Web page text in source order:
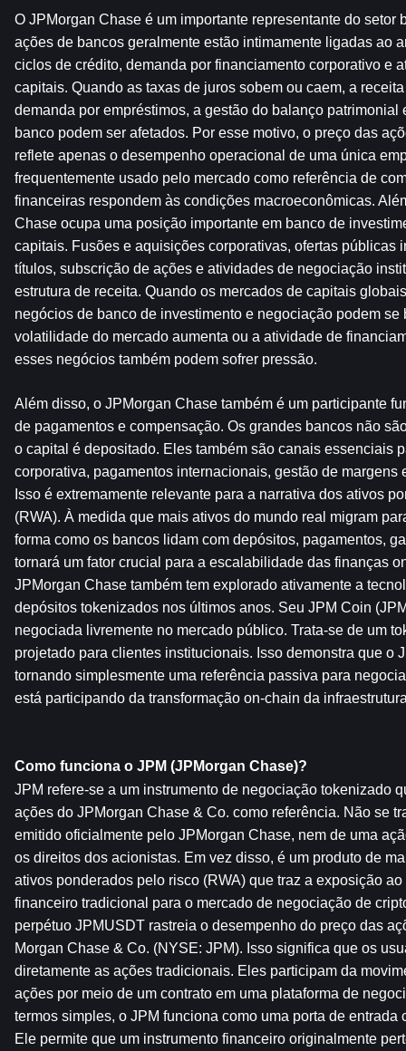
O JPMorgan Chase é um importante representante do setor
ações de bancos geralmente estão intimamente ligadas ao
ciclos de crédito, demanda por financiamento corporativo e
capitais. Quando as taxas de juros sobem ou caem, a
demanda por empréstimos, a gestão do balanço patrimonial
banco podem ser afetados. Por esse motivo, o preço das
reflete apenas o desempenho operacional de uma única
frequentemente usado pelo mercado como referência de
financeiras respondem às condições macroeconômicas.
Chase ocupa uma posição importante em banco de
capitais. Fusões e aquisições corporativas, ofertas públicas
títulos, subscrição de ações e atividades de negociação
estrutura de receita. Quando os mercados de capitais
negócios de banco de investimento e negociação podem se
volatilidade do mercado aumenta ou a atividade de
esses negócios também podem sofrer pressão.
Além disso, o JPMorgan Chase também é um participante
de pagamentos e compensação. Os grandes bancos não
o capital é depositado. Eles também são canais essenciais
corporativa, pagamentos internacionais, gestão de margens
Isso é extremamente relevante para a narrativa dos ativos
(RWA). À medida que mais ativos do mundo real migram
forma como os bancos lidam com depósitos, pagamentos,
tornará um fator crucial para a escalabilidade das finanças
JPMorgan Chase também tem explorado ativamente a
depósitos tokenizados nos últimos anos. Seu JPM Coin
negociada livremente no mercado público. Trata-se de um
projetado para clientes institucionais. Isso demonstra que o
tornando simplesmente uma referência passiva para
está participando da transformação on-chain da
Como funciona o JPM (JPMorgan Chase)?
JPM refere-se a um instrumento de negociação tokenizado
ações do JPMorgan Chase & Co. como referência. Não se
emitido oficialmente pelo JPMorgan Chase, nem de uma
os direitos dos acionistas. Em vez disso, é um produto de
ativos ponderados pelo risco (RWA) que traz a exposição
financeiro tradicional para o mercado de negociação de
perpétuo JPMUSDT rastreia o desempenho do preço das
Morgan Chase & Co. (NYSE: JPM). Isso significa que os
diretamente as ações tradicionais. Eles participam da
ações por meio de um contrato em uma plataforma de
termos simples, o JPM funciona como uma porta de entrada
Ele permite que um instrumento financeiro originalmente